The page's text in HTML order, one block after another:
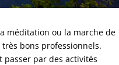
méditation ou la marche de
bons professionnels.
passer par des activités